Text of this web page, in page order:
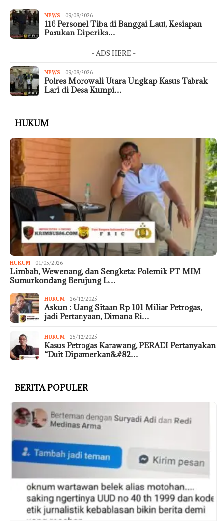
NEWS 09/08/2026
116 Personel Tiba di Banggai Laut, Kesiapan
Pasukan Diperiks…
- ADS HERE -
NEWS 09/08/2026
Polres Morowali Utara Ungkap Kasus Tabrak
Lari di Desa Kumpi…
HUKUM
HUKUM 01/05/2026
Limbah, Wewenang, dan Sengketa: Polemik PT MIM
Sumurkondang Berujung L…
HUKUM 26/12/2025
Askun : Uang Sitaan Rp 101 Miliar Petrogas,
jadi Pertanyaan, Dimana Ri…
HUKUM 25/12/2025
Kasus Petrogas Karawang, PERADI Pertanyakan
“Duit Dipamerkan&#82…
BERITA POPULER